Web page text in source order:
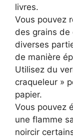
livres.
Vous pouvez
des grains de
diverses
de manière
Utilisez du
craqueleur »
papier.
Vous pouvez
une flamme
noircir